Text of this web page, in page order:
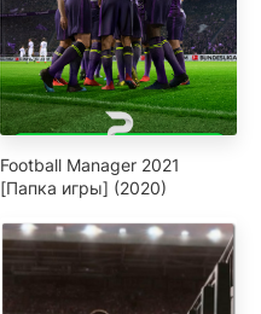
Football Manager 2021
[Папка игры] (2020)